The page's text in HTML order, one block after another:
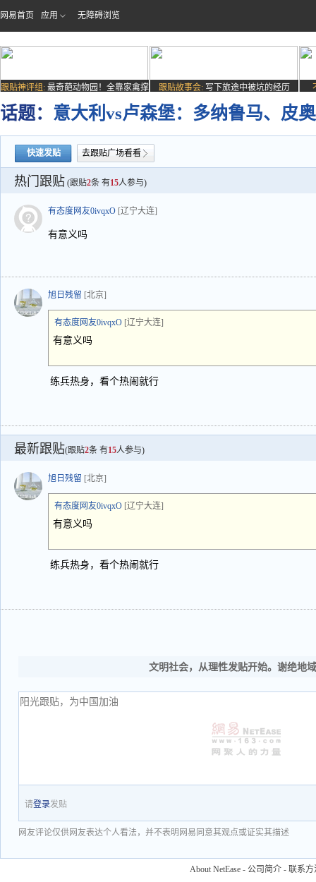
网易首页 应用 无障碍浏览
跟贴神评组: 最奇葩动物园！全靠家禽撑
场子
跟贴故事会: 写下旅途中被坑的经历
话题： 意大利vs卢森堡：多纳鲁马、皮
快速发贴 去跟贴广场看看
热门跟贴 (跟贴2条 有15人参与)
有态度网友0ivqxO [辽宁大连]
有意义吗
旭日残留 [北京]
有态度网友0ivqxO [辽宁大连]
有意义吗
练兵热身，看个热闹就行
最新跟贴(跟贴2条 有15人参与)
旭日残留 [北京]
有态度网友0ivqxO [辽宁大连]
有意义吗
练兵热身，看个热闹就行
文明社会，从理性发贴开始。谢绝地
请登录发贴
网友评论仅供网友表达个人看法，并不表明网易同意其观点或证实其描述
About NetEase - 公司简介 - 联系方